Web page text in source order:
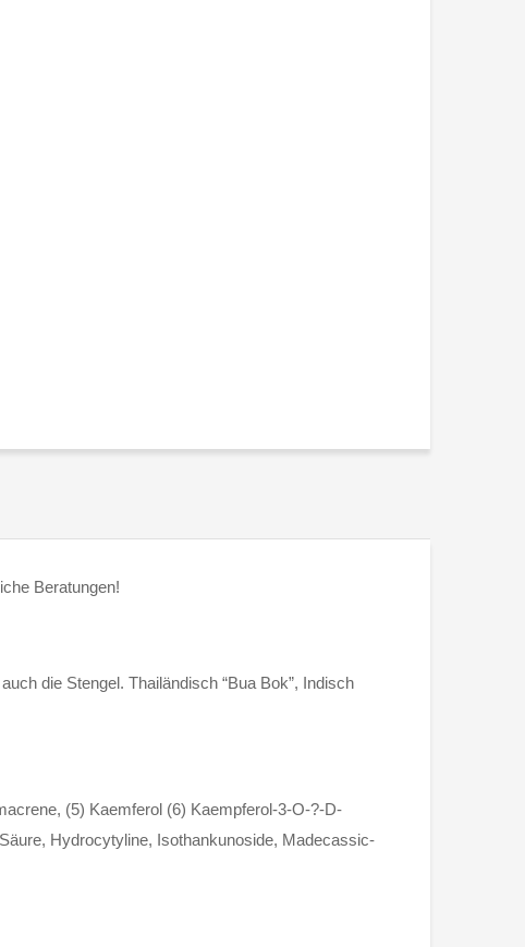
Beratungen!
die Stengel. Thailändisch “Bua Bok”, Indisch
(5) Kaemferol (6) Kaempferol-3-O-?-D-
Hydrocytyline, Isothankunoside, Madecassic-